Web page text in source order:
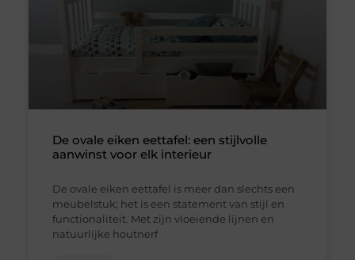
De ovale eiken eettafel: een stijlvolle
aanwinst voor elk interieur
De ovale eiken eettafel is meer dan slechts een
meubelstuk; het is een statement van stijl en
functionaliteit. Met zijn vloeiende lijnen en
natuurlijke houtnerf